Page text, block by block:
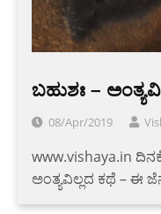
ಬಹುಶಃ –
08/Apr/2019
www.vishaya.in
ಅಂತ್ಯವಿಲ್ಲದ ಕಥೆ – ಈ